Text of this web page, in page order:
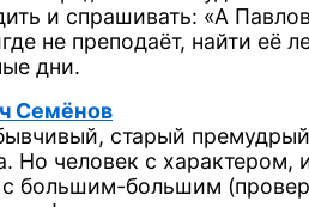
и спрашивать: «А
не преподаёт, найти её
дни.
Семёнов
старый премудрый
Но человек с характером,
с большим-большим